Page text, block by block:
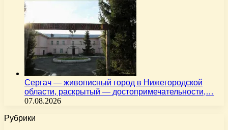
Сергач — живописный город в Нижегородской
области, раскрытый — достопримечательности,…
07.08.2026
Рубрики